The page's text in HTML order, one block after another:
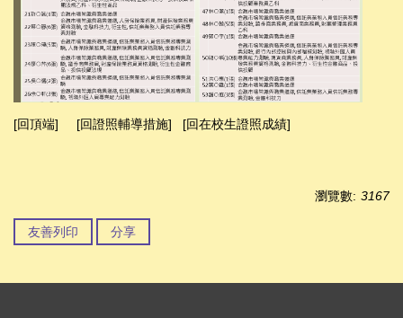
[回頂端] [回證照輔導措施] [回在校生證照成績]
瀏覽數: 3167
友善列印 分享